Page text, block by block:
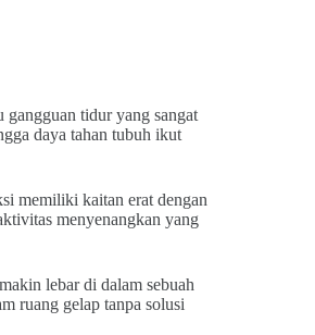
tidur yang sangat
daya tahan tubuh ikut
memiliki kaitan erat dengan
menyenangkan yang
lebar di dalam sebuah
ruang gelap tanpa solusi